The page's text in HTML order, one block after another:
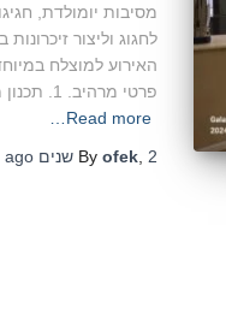
מסיבות יומולדת,
לחגוג וליצור
האירוע למוצלח
פרטי מרהיב. 1. תכנון מוקדם הוא מפתח להצלחה תכננו את
Read more…
By ofek 2 שנים